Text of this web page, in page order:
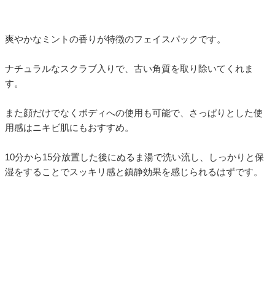
爽やかなミントの香りが特徴のフェイスパックです。
ナチュラルなスクラブ入りで、古い角質を取り除いてくれま
す。
また顔だけでなくボディへの使用も可能で、さっぱりとした使
用感はニキビ肌にもおすすめ。
10分から15分放置した後にぬるま湯で洗い流し、しっかりと保
湿をすることでスッキリ感と鎮静効果を感じられるはずです。